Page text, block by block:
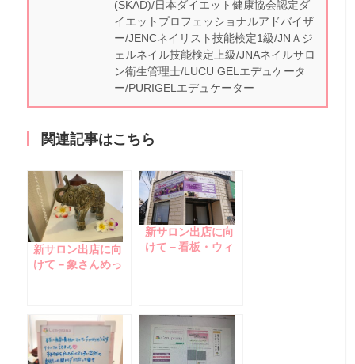
(SKAD)/日本ダイエット健康協会認定ダ
イエットプロフェッショナルアドバイザ
ー/JENCネイリスト技能検定1級/JNＡジ
ェルネイル技能検定上級/JNAネイルサロ
ン衛生管理士/LUCU GELエデュケータ
ー/PURIGELエデュケーター
関連記事はこちら
新サロン出店に向
けて－象さんめっ
新サロン出店に向
けて－看板・ウィ